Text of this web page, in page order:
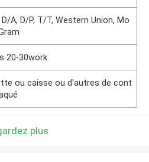
D/A, D/P, T/T, Western Union, Mo
20-30work
ou caisse ou d'autres de cont
plus